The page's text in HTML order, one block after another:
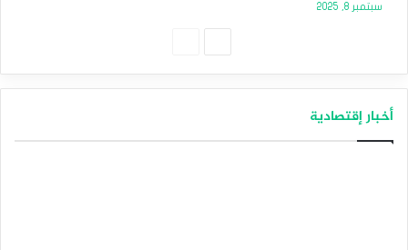
سبتمبر 8, 2025
أخبار إقتصادية